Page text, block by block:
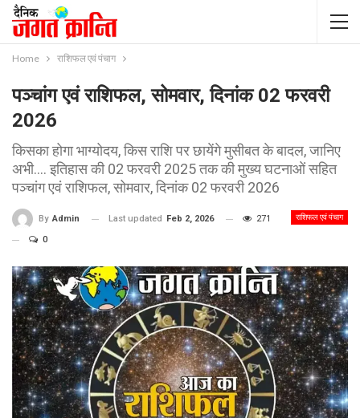
Home राशिफल एवं पंचाग
पञ्चांग एवं राशिफल, सोमवार, दिनांक 02 फरवरी
2026
किसका होगा भाग्योदय, किस राशि पर छायेंगे मुसीबत के बादल, जानिए
अभी.... इतिहास की 02 फरवरी 2025 तक की मुख्य घटनाओं सहित
पञ्चांग एवं राशिफल, सोमवार, दिनांक 02 फरवरी 2026
राशिफल एवं पंचाग
By Admin Last updated Feb 2, 2026 271
0